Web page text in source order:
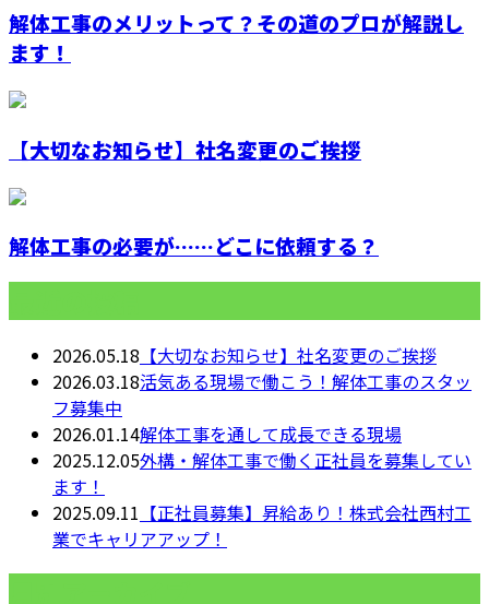
解体工事のメリットって？その道のプロが解説し
ます！
【大切なお知らせ】社名変更のご挨拶
解体工事の必要が……どこに依頼する？
2026.05.18 【大切なお知らせ】社名変更のご挨拶
2026.03.18活気ある現場で働こう！解体工事のスタッ
フ募集中
2026.01.14解体工事を通して成長できる現場
2025.12.05外構・解体工事で働く正社員を募集してい
ます！
2025.09.11 【正社員募集】昇給あり！株式会社西村工
業でキャリアアップ！